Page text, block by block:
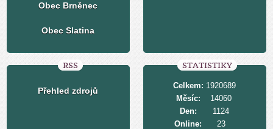
Obec Brněnec
Obec Slatina
RSS
Přehled zdrojů
STATISTIKY
Online: 23
Celkem: 1920689
Měsíc:
14060
Den:
1124